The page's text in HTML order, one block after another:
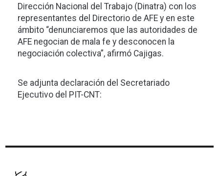
Dirección Nacional del Trabajo (Dinatra) con los
representantes del Directorio de AFE y en este
ámbito “denunciaremos que las autoridades de
AFE negocian de mala fe y desconocen la
negociación colectiva”, afirmó Cajigas.
Se adjunta declaración del Secretariado
Ejecutivo del PIT-CNT: